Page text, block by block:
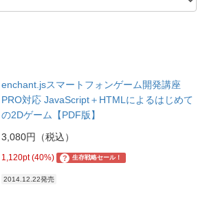
enchant.jsスマートフォンゲーム開発講座
PRO対応 JavaScript＋HTMLによるはじめて
の2Dゲーム【PDF版】
3,080円（税込）
1,120pt (40%) ? 生存戦略セール！
2014.12.22発売